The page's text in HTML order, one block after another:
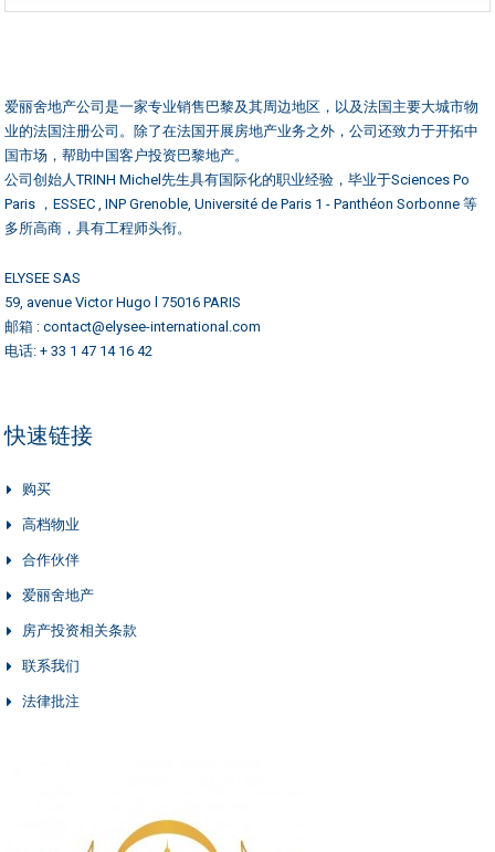
爱丽舍地产公司是一家专业销售巴黎及其周边地区，以及法国主要大城市物
业的法国注册公司。除了在法国开展房地产业务之外，公司还致力于开拓中
国市场，帮助中国客户投资巴黎地产。
公司创始人TRINH Michel先生具有国际化的职业经验，毕业于Sciences Po
Paris ，ESSEC , INP Grenoble, Université de Paris 1 - Panthéon Sorbonne 等
多所高商，具有工程师头衔。
ELYSEE SAS
59, avenue Victor Hugo l 75016 PARIS
邮箱 : contact@elysee-international.com
电话: + 33 1 47 14 16 42
快速链接
购买
高档物业
合作伙伴
爱丽舍地产
房产投资相关条款
联系我们
法律批注